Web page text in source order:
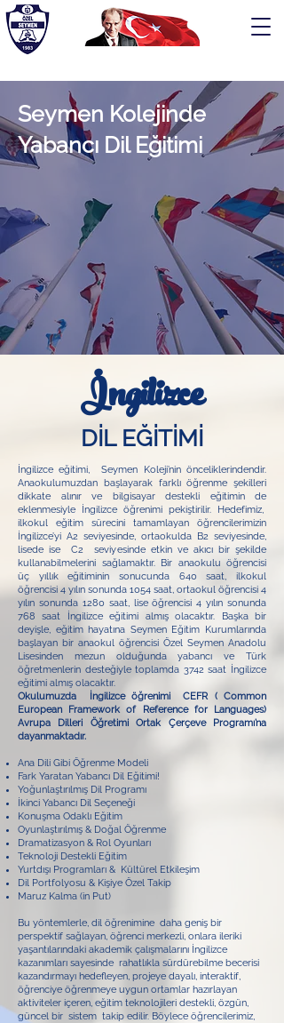
ÖZEL SEYMEN EĞİTİM KURUMLARI
Seymen Kolejinde
Yabancı Dil Eğitimi
İngilizce
DİL EĞİTİMİ
İngilizce eğitimi, Seymen Koleji’nin önceliklerindendir.
Anaokulumuzdan başlayarak farklı öğrenme şekilleri
dikkate alınır ve bilgisayar destekli eğitimin de
eklenmesiyle İngilizce öğrenimi pekiştirilir. Hedefimiz,
ilkokul eğitim sürecini tamamlayan öğrencilerimizin
İngilizce’yi A2 seviyesinde, ortaokulda B2 seviyesinde,
lisede ise C2 seviyesinde etkin ve akıcı bir şekilde
kullanabilmelerini sağlamaktır. Bir anaokulu öğrencisi
üç yıllık eğitiminin sonucunda 640 saat, ilkokul
öğrencisi 4 yılın sonunda 1054 saat, ortaokul öğrencisi 4
yılın sonunda 1280 saat, lise öğrencisi 4 yılın sonunda
768 saat İngilizce eğitimi almış olacaktır. Başka bir
deyişle, eğitim hayatına Seymen Eğitim Kurumlarında
başlayan bir anaokul öğrencisi Özel Seymen Anadolu
Lisesinden mezun olduğunda yabancı ve Türk
öğretmenlerin desteğiyle toplamda 3742 saat İngilizce
eğitimi almış olacaktır.
Okulumuzda İngilizce öğrenimi CEFR ( Common
European Framework of Reference for Languages)
Avrupa Dilleri Öğretimi Ortak Çerçeve Programı’na
dayanmaktadır.
Ana Dili Gibi Öğrenme Modeli
Fark Yaratan Yabancı Dil Eğitimi!
Yoğunlaştırılmış Dil Programı
İkinci Yabancı Dil Seçeneği
Konuşma Odaklı Eğitim
Oyunlaştırılmış & Doğal Öğrenme
Dramatizasyon & Rol Oyunları
Teknoloji Destekli Eğitim
Yurtdışı Programları & Kültürel Etkileşim
Dil Portfolyosu & Kişiye Özel Takip
Maruz Kalma (in Put)
Bu yöntemlerle, dil öğrenimine daha geniş bir
perspektif sağlayan, öğrenci merkezli, onlara ileriki
yaşantılarındaki akademik çalışmalarını İngilizce
kazanımları sayesinde rahatlıkla sürdürebilme becerisi
kazandırmayı hedefleyen, projeye dayalı, interaktif,
öğrenciye öğrenmeye uygun ortamlar hazırlayan
aktiviteler içeren, eğitim teknolojileri destekli, özgün,
güncel bir sistem takip edilir. Böylece öğrencilerimiz,